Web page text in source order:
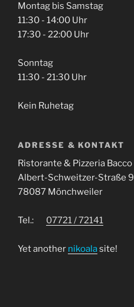
Montag bis Samstag
11:30 - 14:00 Uhr
17:30 - 22:00 Uhr
Sonntag
11:30 - 21:30 Uhr
Kein Ruhetag
ADRESSE & KONTAKT
Ristorante & Pizzeria Bacco
Albert-Schweitzer-Straße 9
78087 Mönchweiler
Tel.: 07721 / 72141
Yet another nikoalasite!